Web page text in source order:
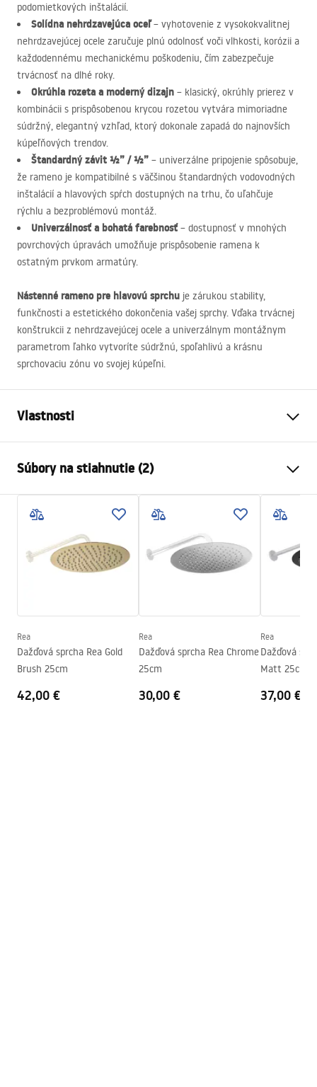
podomietkových inštalácií.
Solídna nehrdzavejúca oceľ– vyhotovenie z vysokokvalitnej
nehrdzavejúcej ocele zaručuje plnú odolnosť voči vlhkosti, korózii a
každodennému mechanickému poškodeniu, čím zabezpečuje
trvácnosť na dlhé roky.
Okrúhla rozeta a moderný dizajn – klasický, okrúhly prierez v
kombinácii s prispôsobenou krycou rozetou vytvára mimoriadne
súdržný, elegantný vzhľad, ktorý dokonale zapadá do najnovších
kúpeľňových trendov.
Štandardný závit ½” / ½” – univerzálne pripojenie spôsobuje,
že rameno je kompatibilné s väčšinou štandardných vodovodných
inštalácií a hlavových spŕch dostupných na trhu, čo uľahčuje
rýchlu a bezproblémovú montáž.
Univerzálnosť a bohatá farebnosť– dostupnosť v mnohých
povrchových úpravách umožňuje prispôsobenie ramena k
ostatným prvkom armatúry.
Nástenné rameno pre hlavovú sprchu je zárukou stability,
funkčnosti a estetického dokončenia vašej sprchy. Vďaka trvácnej
konštrukcii z nehrdzavejúcej ocele a univerzálnym montážnym
parametrom ľahko vytvoríte súdržnú, spoľahlivú a krásnu
sprchovaciu zónu vo svojej kúpeľni.
Vlastnosti
Materiál
Spôsob montáže
Skrutkovací
Šírka
395
100mm
Hĺbka
20mm
Súbory na stiahnutie (2)
Pielęgnacja.pdf
Rea
Dažďová sprcha Rea Gold
Brush 25cm
42,00 €
Rea
Dažďová sprcha Rea Chrome
25cm
30,00 €
Rea
Dažďová
Matt 25cm
37,00 €